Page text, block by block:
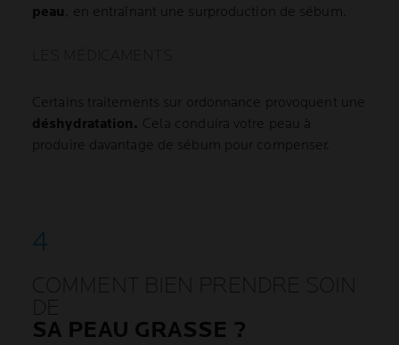
peau
, en entraînant une surproduction de sébum.
Certains traitements sur ordonnance provoquent une
déshydratation. Cela conduira votre peau à
produire davantage de sébum pour compenser.
COMMENT BIEN PRENDRE SOIN
DE
SA PEAU GRASSE ?